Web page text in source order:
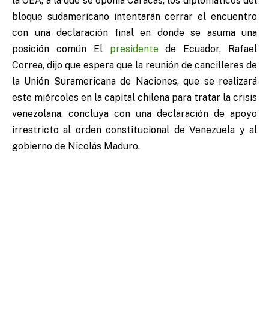
bloque sudamericano intentarán cerrar el encuentro
con una declaración final en donde se asuma una
posición común El presidentede Ecuador, Rafael
Correa, dijo que espera que la reunión de cancilleres de
la Unión Suramericana de Naciones, que se realizará
este miércoles en la capital chilena para tratar la crisis
venezolana, concluya con una declaración de apoyo
irrestricto al orden constitucional de Venezuela y al
gobierno de Nicolás Maduro.